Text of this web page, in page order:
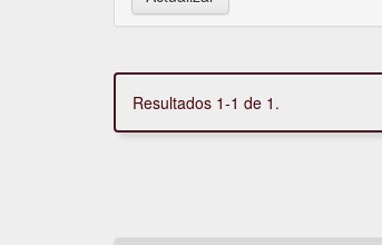
Resultados 1-1 de 1.